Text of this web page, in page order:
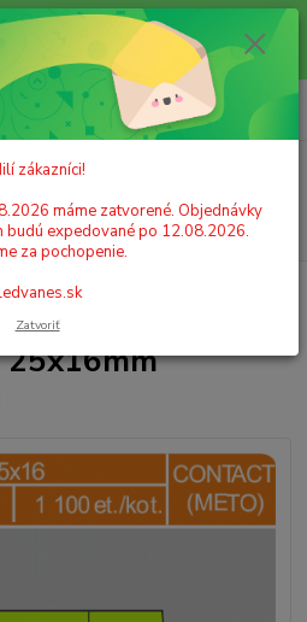
09.08.2026 máme zatvorené.
budú expedované po 12.08.2026.
Ledvanes.sk
Hľadať
za0,00 EUR
etikety
Etikety cenové 25x16mm
zákazníci!
máme zatvorené. Objednávky
budú expedované po 12.08.2026.
za pochopenie.
Zatvoriť